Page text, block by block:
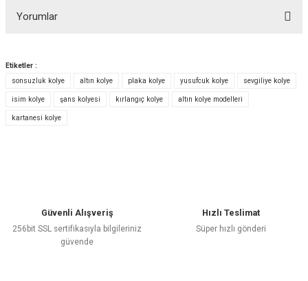
Yorumlar
Bu ürüne ilk yorumu siz yapın!
Etiketler :
sonsuzluk kolye
altın kolye plaka kolye yusufcuk kolye sevgiliye kolye
isim kolye şans kolyesi kırlangıç kolye altın kolye modelleri
kartanesi kolye
Güvenli Alışveriş
256bit SSL sertifikasıyla bilgileriniz
güvende
Hızlı Teslimat
Süper hızlı gönderi